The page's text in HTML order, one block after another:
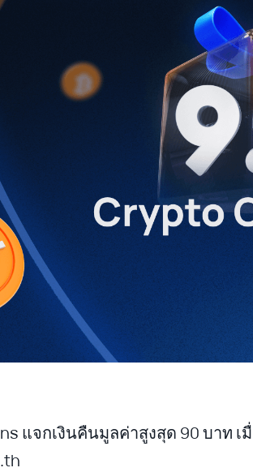
แจกเงินคืนมูลค่าสูงสุด 90 บาท